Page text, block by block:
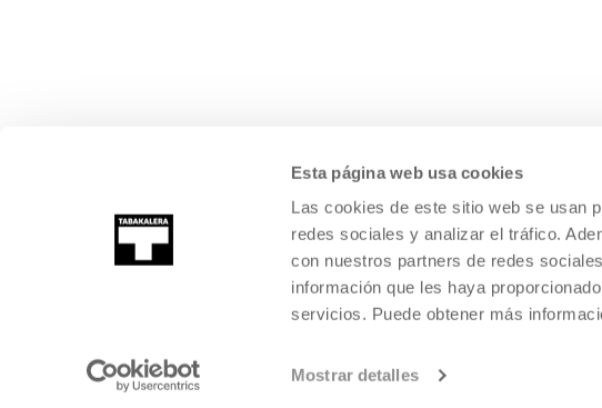
Esta página web usa cookies
Las cookies de este sitio web se usan
redes sociales y analizar el tráfico.
con nuestros partners de redes
información que les haya
servicios. Puede obtener más
Mostrar detalles
DONOSTIA / SAN SEBASTIÁN